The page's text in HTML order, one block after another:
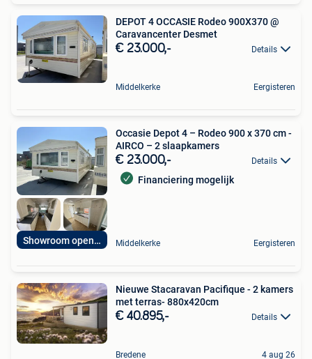
DEPOT 4 OCCASIE Rodeo 900X370 @
Caravancenter Desmet
€ 23.000,- Details
Middelkerke Eergisteren
Showroom open 7op7
Occasie Depot 4 – Rodeo 900 x 370 cm -
AIRCO – 2 slaapkamers
€ 23.000,- Details
Financiering mogelijk
Middelkerke Eergisteren
Nieuwe Stacaravan Pacifique - 2 kamers
met terras- 880x420cm
€ 40.895,- Details
Bredene 4 aug 26